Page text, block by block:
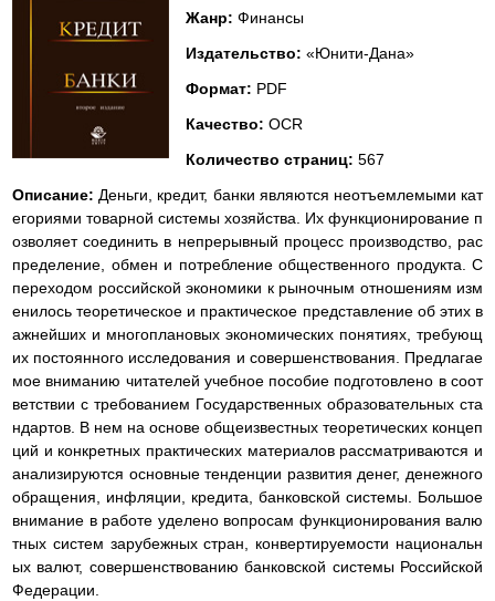
Жанр: Финансы
Издательство: «Юнити-Дана»
Формат: PDF
Качество: OCR
Количество страниц: 567
Описание:Деньги, кредит, банки являются неотъемлемыми кат
егориями товарной системы хозяйства. Их функционирование п
озволяет соединить в непрерывный процесс производство, рас
пределение, обмен и потребление общественного продукта. С
переходом российской экономики к рыночным отношениям изм
енилось теоретическое и практическое представление об этих в
ажнейших и многоплановых экономических понятиях, требующ
их постоянного исследования и совершенствования. Предлагае
мое вниманию читателей учебное пособие подготовлено в соот
ветствии с требованием Государственных образовательных ста
ндартов. В нем на основе общеизвестных теоретических концеп
ций и конкретных практических материалов рассматриваются и
анализируются основные тенденции развития денег, денежного
обращения, инфляции, кредита, банковской системы. Большое
внимание в работе уделено вопросам функционирования валю
тных систем зарубежных стран, конвертируемости национальн
ых валют, совершенствованию банковской системы Российской
Федерации.